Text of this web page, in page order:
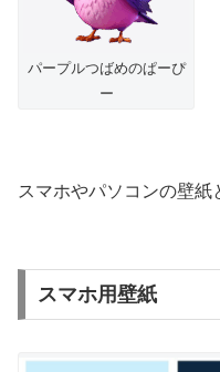
パープルつばめのぱーぴ
ー
スマホやパソコンの壁紙
スマホ用壁紙